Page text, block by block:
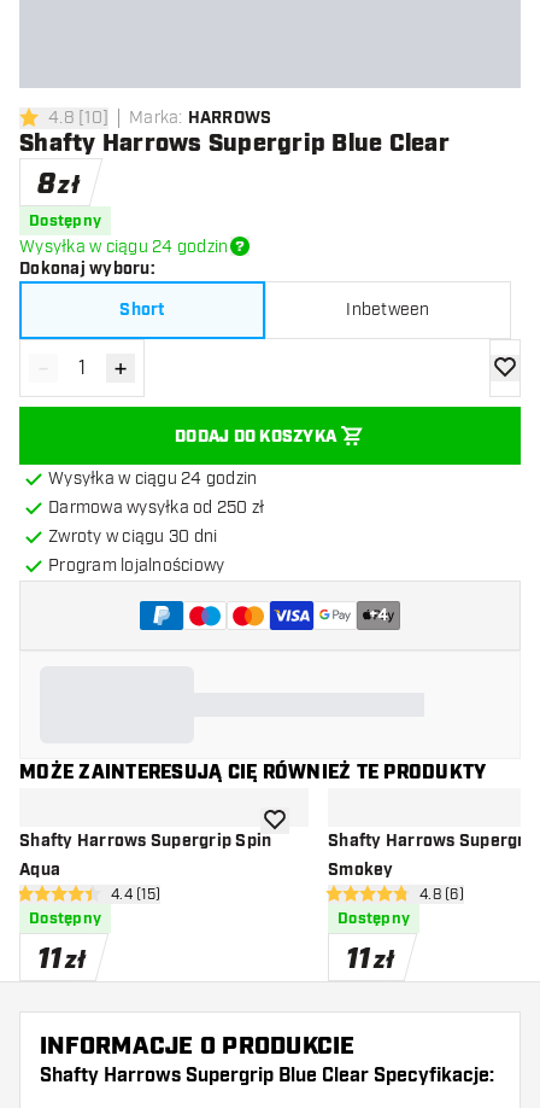
4.8 gwiazdki oceny
4.8 [10] Marka: HARROWS
Shafty Harrows Supergrip Blue Clear
8zł
Dostępny
Wysyłka w ciągu 24 godzin
Dokonaj wyboru:
Short
Inbetween
Zmniejsz ilość
- Zwiększ ilość
+
DODAJ DO KOSZYKA
Wysyłka w ciągu 24 godzin
Darmowa wysyłka od 250 zł
Zwroty w ciągu 30 dni
Program lojalnościowy
+4
MOŻE ZAINTERESUJĄ CIĘ RÓWNIEŻ TE PRODUKTY
Shafty Harrows Supergrip Spin
Aqua
otwórz panel recenzji
4.4 gwiazdki oceny
4.4 (15)
Dostępny
11zł
dodaj do listy życzeń
Shafty Harrows
Smokey
otwórz panel
4.8 gwiazdki oceny
4.8 (6)
Dostępny
11zł
INFORMACJE O PRODUKCIE
Shafty Harrows Supergrip Blue Clear Specyfikacje: